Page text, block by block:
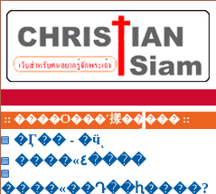
:: ����Ѻ���ʹ㨾����� ::
�Ӷ�� - �ӵͺ
����«٤����
����«��Դ��ԧ����?